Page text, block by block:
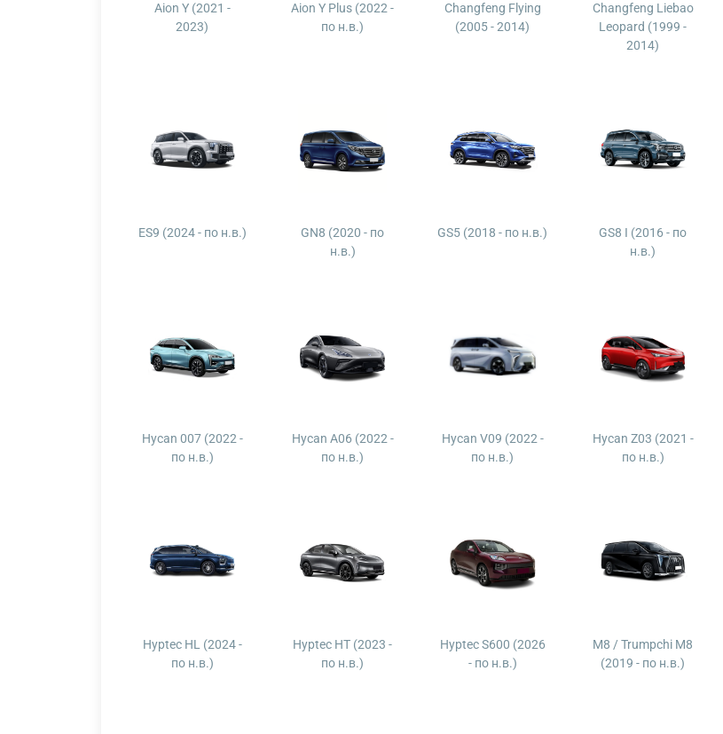
Aion Y (2021 -
2023)
Aion Y Plus (2022 -
по н.в.)
Changfeng Flying
(2005 - 2014)
Changfeng Liebao
Leopard (1999 -
2014)
ES9 (2024 - по н.в.)
GN8 (2020 - по
н.в.)
GS5 (2018 - по н.в.)
GS8 I (2016 - по
н.в.)
Hycan 007 (2022 -
по н.в.)
Hycan A06 (2022 -
по н.в.)
Hycan V09 (2022 -
по н.в.)
Hycan Z03 (2021 -
по н.в.)
Hyptec HL (2024 -
по н.в.)
Hyptec HT (2023 -
по н.в.)
Hyptec S600 (2026
- по н.в.)
M8 / Trumpchi M8
(2019 - по н.в.)